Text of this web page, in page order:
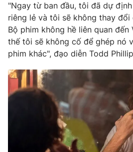
Hậu trường
Nhân vật
Khán giả
Giải sao mai
Điện ảnh
Âm nhạc
Sao
Đời sống
Du lịch
Làm đẹp
Chất lượng cuộc sống
Giáo dục
Tuyển sinh
Học trực tuyến
Công nghệ
Hitech Công nghệ tương lai
Thị trường
Giao lưu trực tuyến
Lịch phát sóng
"Ngay từ ban đầu, tôi đã dự định
riêng lẻ và tôi sẽ không thay đổi
Bộ phim không hề liên quan đến
thế tôi sẽ không cố để ghép nó
phim khác", đạo diễn Todd